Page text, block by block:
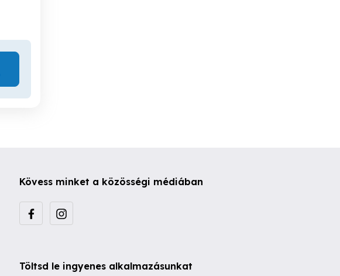
Kövess minket a közösségi médiában
Töltsd le ingyenes alkalmazásunkat